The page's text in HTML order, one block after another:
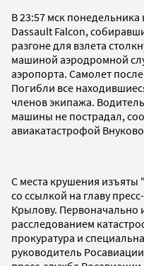
В 23:57 мск
Dassault Falcon,
разгоне для взлета
машиной аэродромной
аэропорта. Самолет
Погибли все
членов экипажа.
машины не пострадал,
авиакатастрофой
С места крушения
со ссылкой на главу
Крылову. Первоначально
расследованием
прокуратура и
руководитель